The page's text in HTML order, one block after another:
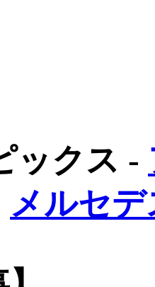
ックス -
メルセデ